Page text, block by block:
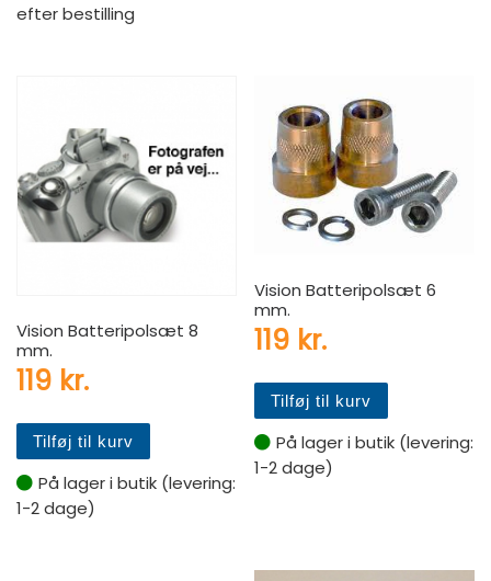
efter bestilling
Vision Batteripolsæt 8
mm.
119 kr.
Tilføj til kurv
På lager i butik (levering:
1-2 dage)
Vision Batteripolsæt 6
mm.
119 kr.
Tilføj til kurv
På lager i butik (levering:
1-2 dage)